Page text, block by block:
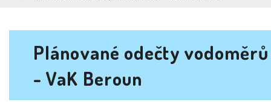
Plánované odečty vodoměrů
- VaK Beroun